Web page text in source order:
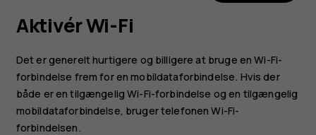
Nokia
G21
Aktivér Wi-Fi
Det er generelt hurtigere og billigere at bruge en Wi-Fi-
forbindelse frem for en mobildataforbindelse. Hvis der
både er en tilgængelig Wi-Fi-forbindelse og en tilgængelig
mobildataforbindelse, bruger telefonen Wi-Fi-
forbindelsen.